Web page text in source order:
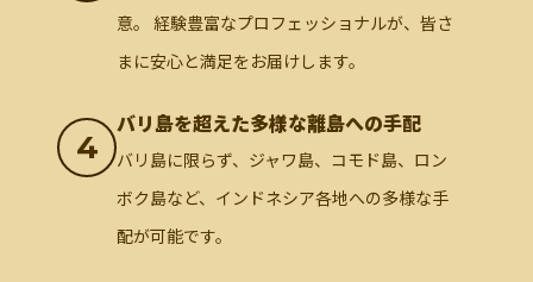
意。 経験豊富なプロフェッショナルが、皆さ
まに安心と満足をお届けします。
4
バリ島を超えた多様な離島への手配
バリ島に限らず、ジャワ島、コモド島、ロン
ボク島など、インドネシア各地への多様な手
配が可能です。